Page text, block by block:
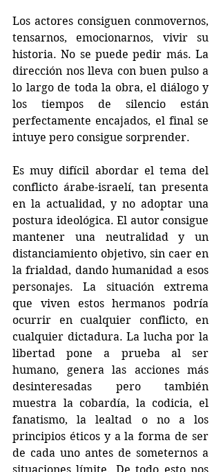
Los actores consiguen conmovernos,
tensarnos, emocionarnos, vivir su
historia. No se puede pedir más. La
dirección nos lleva con buen pulso a
lo largo de toda la obra, el diálogo y
los tiempos de silencio están
perfectamente encajados, el final se
intuye pero consigue sorprender.
Es muy difícil abordar el tema del
conflicto árabe-israelí, tan presenta
en la actualidad, y no adoptar una
postura ideológica. El autor consigue
mantener una neutralidad y un
distanciamiento objetivo, sin caer en
la frialdad, dando humanidad a esos
personajes. La situación extrema
que viven estos hermanos podría
ocurrir en cualquier conflicto, en
cualquier dictadura. La lucha por la
libertad pone a prueba al ser
humano, genera las acciones más
desinteresadas pero también
muestra la cobardía, la codicia, el
fanatismo, la lealtad o no a los
principios éticos y a la forma de ser
de cada uno antes de someternos a